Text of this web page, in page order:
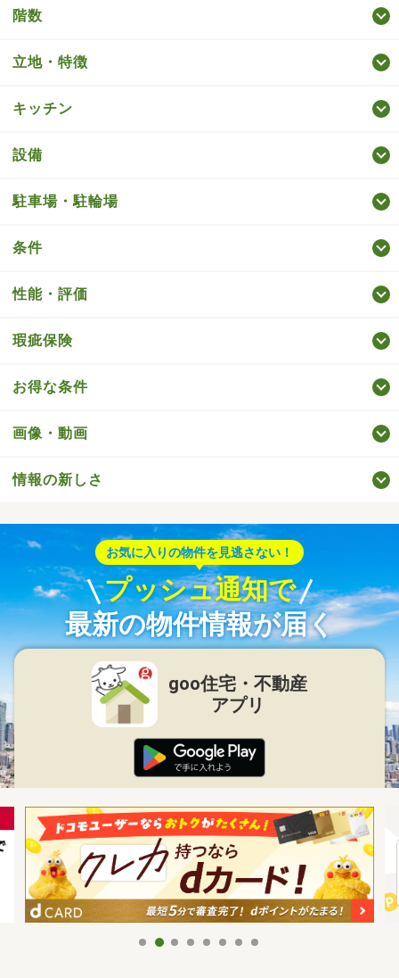
階数
立地・特徴
キッチン
設備
駐車場・駐輪場
条件
性能・評価
瑕疵保険
お得な条件
画像・動画
情報の新しさ
お気に入りの物件を見逃さない！
プッシュ通知で
最新の物件情報が届く
goo住宅・不動産
アプリ